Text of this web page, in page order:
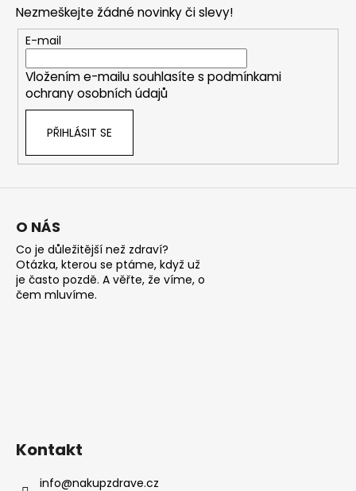
a
c
í
p
r
ý
p
Nezmeškejte žádné novinky či slevy!
E-mail
Vložením e-mailu souhlasíte s podmínkami
ochrany osobních údajů
PŘIHLÁSIT SE
O NÁS
Co je důležitější než zdraví?
Otázka, kterou se ptáme, když už
je často pozdě. A věřte, že víme, o
čem mluvíme.
Kontakt
info@nakupzdrave.cz